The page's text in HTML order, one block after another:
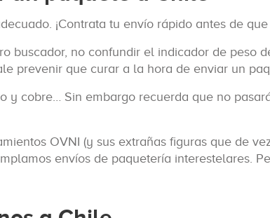
¡Contrata tu envío rápido antes de
buscador, no confundir el indicador de peso
prevenir que curar a la hora de enviar un
y cobre… Sin embargo recuerda que no
OVNI (y sus extrañas figuras que de
envíos de paquetería interestelares.